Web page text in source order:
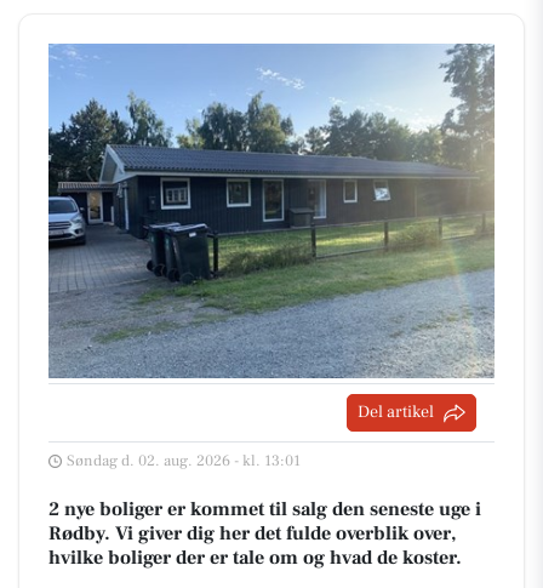
Del artikel
Søndag d. 02. aug. 2026 - kl. 13:01
2 nye boliger er kommet til salg den seneste uge i
Rødby. Vi giver dig her det fulde overblik over,
hvilke boliger der er tale om og hvad de koster.